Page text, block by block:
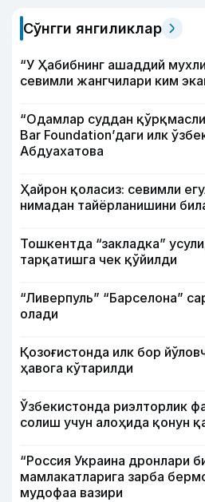
Сўнгги янгиликлар
“У Ҳабибнинг ашаддий
севимли жангчилари ким
“Одамлар суддан
Bar Foundation’даги илк
Абдуахатова
Ҳайрон қоласиз: севимли
нимадан тайёрланишини
Тошкентда “закладка”
тарқатишга чек қўйилди
“Ливерпуль” “Барселона”
олади
Қозоғистонда илк бор
ҳавога кўтарилди
Ўзбекистонда риэлторлик
солиш учун алоҳида қонун
“Россия Украина дронлари
мамлакатларига зарба
мудофаа вазири